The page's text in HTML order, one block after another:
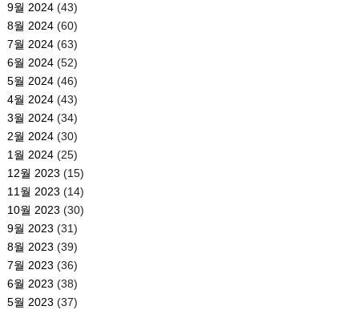
9월 2024(43)
8월 2024(60)
7월 2024(63)
6월 2024(52)
5월 2024(46)
4월 2024(43)
3월 2024(34)
2월 2024(30)
1월 2024(25)
12월 2023 (15)
11월 2023 (14)
10월 2023 (30)
9월 2023 (31)
8월 2023 (39)
7월 2023 (36)
6월 2023 (38)
5월 2023 (37)